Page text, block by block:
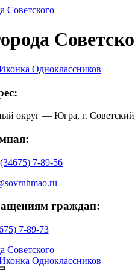
округ — Югра, г.
7-89-56
граждан:
7-89-73